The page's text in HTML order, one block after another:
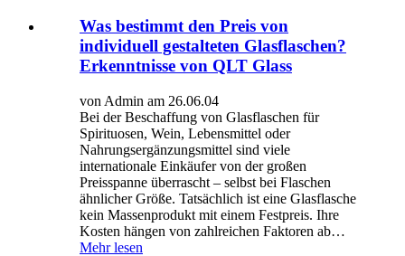
Was bestimmt den Preis von
individuell gestalteten Glasflaschen?
Erkenntnisse von QLT Glass
von Admin am 26.06.04
Bei der Beschaffung von Glasflaschen für
Spirituosen, Wein, Lebensmittel oder
Nahrungsergänzungsmittel sind viele
internationale Einkäufer von der großen
Preisspanne überrascht – selbst bei Flaschen
ähnlicher Größe. Tatsächlich ist eine Glasflasche
kein Massenprodukt mit einem Festpreis. Ihre
Kosten hängen von zahlreichen Faktoren ab…
Mehr lesen